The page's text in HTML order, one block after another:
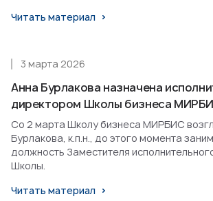
Читать материал
Анна Бурлакова назначена
директором Школы бизнеса
3 марта 2026
Со 2 марта Школу бизнеса МИРБИС
Бурлакова, к.п.н., до этого момента
должность Заместителя
Школы.
Читать материал